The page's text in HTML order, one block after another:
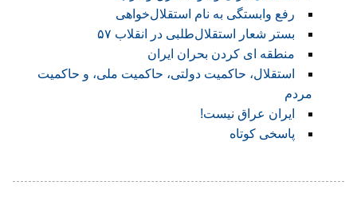
رفع وابستگی به نام استقلال‌خواهی
بستر شعار استقلال‌طلبی در انقلاب ۵۷
منطقه ای کردن بحران ایران
استقلال، حاکمیت دولتی، حاکمیت ملی، و حاکمیت
مردم
ایران عراق نیست!
پاسخی کوتاه